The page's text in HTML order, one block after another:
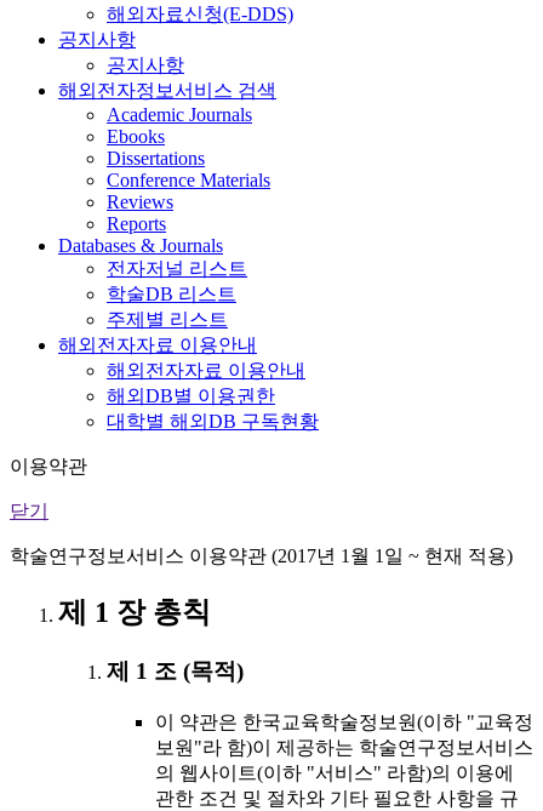
해외자료신청(E-DDS)
공지사항
공지사항
해외전자정보서비스 검색
Academic Journals
Ebooks
Dissertations
Conference Materials
Reviews
Reports
Databases & Journals
전자저널 리스트
학술DB 리스트
주제별 리스트
해외전자자료 이용안내
해외전자자료 이용안내
해외DB별 이용권한
대학별 해외DB 구독현황
이용약관
닫기
학술연구정보서비스 이용약관 (2017년 1월 1일 ~ 현재 적용)
제 1 장 총칙
제 1 조 (목적)
이 약관은 한국교육학술정보원(이하 "교육정
보원"라 함)이 제공하는 학술연구정보서비스
의 웹사이트(이하 "서비스" 라함)의 이용에
관한 조건 및 절차와 기타 필요한 사항을 규